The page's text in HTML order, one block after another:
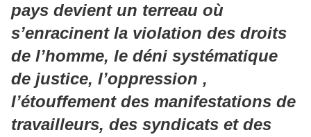
pays devient un terreau où
s’enracinent la violation des droits
de l’homme, le déni systématique
de justice, l’oppression ,
l’étouffement des manifestations de
travailleurs, des syndicats et des